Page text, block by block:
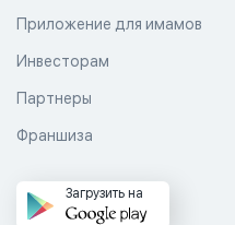
Приложение для имамов
Инвесторам
Партнеры
Франшиза
Загрузить на